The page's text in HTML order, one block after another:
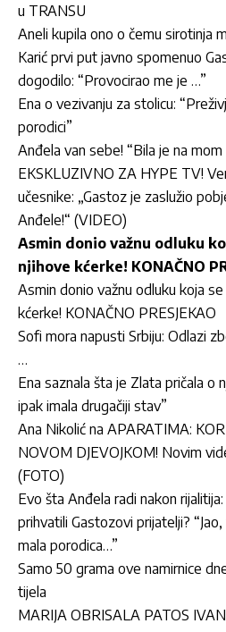
u TRANSU
Aneli kupila ono o čemu sirotinja
Karić prvi put javno spomenuo
dogodilo: “Provocirao me je …”
Ena o vezivanju za stolicu:
porodici”
Anđela van sebe! “Bila je na
EKSKLUZIVNO ZA HYPE TV!
učesnike: „Gastoz je zaslužio
Anđele!“ (VIDEO)
Asmin donio važnu odluku
njihove kćerke! KONAČNO
Asmin donio važnu odluku koja
kćerke! KONAČNO PRESJEKAO
Sofi mora napusti Srbiju: Odlazi
…
Ena saznala šta je Zlata pričala o
ipak imala drugačiji stav”
Ana Nikolić na APARATIMA:
NOVOM DJEVOJKOM! Novim
(FOTO)
Evo šta Anđela radi nakon
prihvatili Gastozovi prijatelji?
mala porodica…”
Samo 50 grama ove namirnice
tijela
MARIJA OBRISALA PATOS